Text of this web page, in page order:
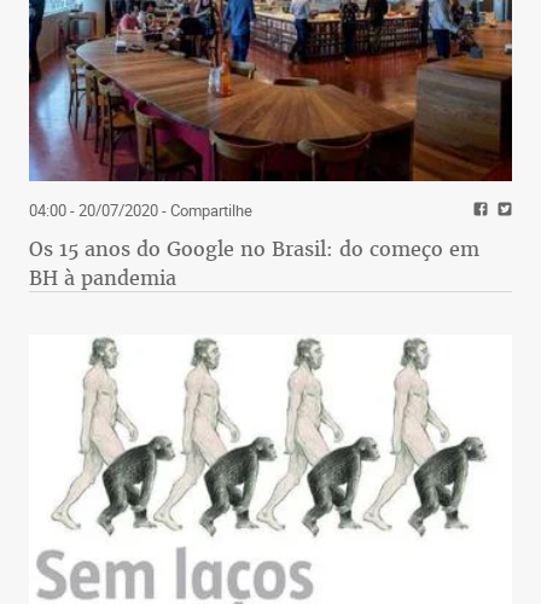
04:00 - 20/07/2020- Compartilhe
Os 15 anos do Google no Brasil: do começo em
BH à pandemia